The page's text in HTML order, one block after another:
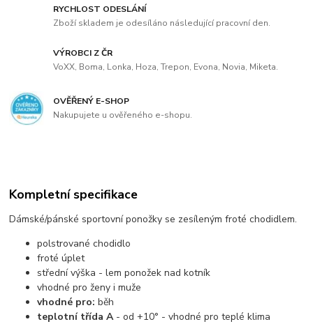
RYCHLOST ODESLÁNÍ
Zboží skladem je odesíláno následující pracovní den.
VÝROBCI Z ČR
VoXX, Boma, Lonka, Hoza, Trepon, Evona, Novia, Miketa.
OVĚŘENÝ E-SHOP
Nakupujete u ověřeného e-shopu.
Kompletní specifikace
Dámské/pánské sportovní ponožky se zesíleným froté chodidlem.
polstrované chodidlo
froté úplet
střední výška - lem ponožek nad kotník
vhodné pro ženy i muže
vhodné pro: běh
teplotní třída A- od +10° - vhodné pro teplé klima